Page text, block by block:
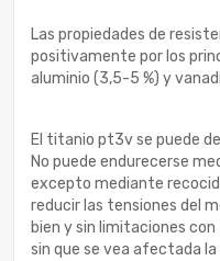
Las propiedades de
positivamente por los
aluminio (3,5-5 %) y
El titanio pt3v se puede
No puede endurecerse
excepto mediante
reducir las tensiones del
bien y sin limitaciones
sin que se vea afectada